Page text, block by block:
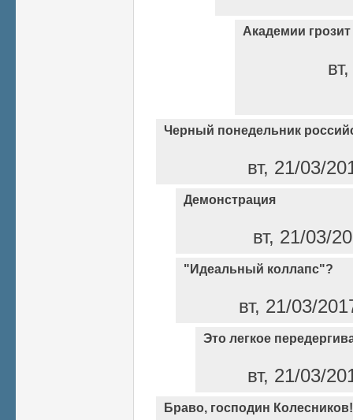
Академии
Черный понедельник
вт, 21/03/
Демонстрация
вт, 21/03/
"Идеальный коллапс"?
вт, 21/03/
Это легкое
вт, 21/03/
Браво, господин Колесников!